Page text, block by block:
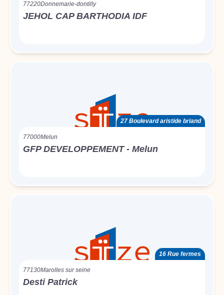
77220Donnemarie-dontilly
JEHOL CAP BARTHODIA IDF
27 Boulevard aristide briand
77000Melun
GFP DEVELOPPEMENT - Melun
16 Rue fermes
77130Marolles sur seine
Desti Patrick